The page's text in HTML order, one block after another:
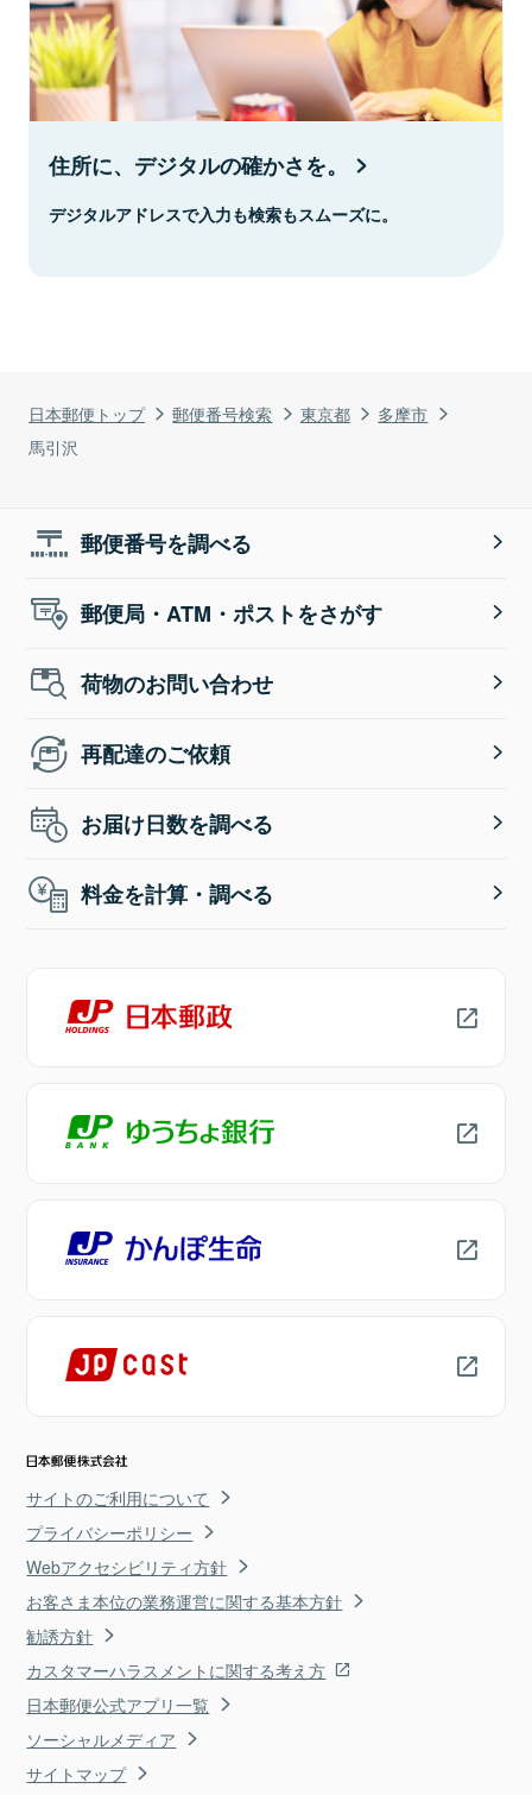
日本郵便トップ 郵便番号検索 東京都
多摩市
馬引沢
住所に、デジタルの確かさを。
デジタルアドレスで入力も検索もスムーズに。
郵便番号を調べる
郵便局・ATM・ポストをさがす
荷物のお問い合わせ
再配達のご依頼
お届け日数を調べる
料金を計算・調べる
サイトのご利用について
プライバシーポリシー
Webアクセシビリティ方針
お客さま本位の業務運営に関する基本方針
勧誘方針
カスタマーハラスメントに関する考え方
日本郵便公式アプリ一覧
ソーシャルメディア
サイトマップ